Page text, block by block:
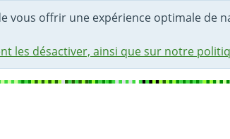
vous offrir une expérience optimale de
les désactiver, ainsi que sur notre